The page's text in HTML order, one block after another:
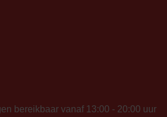
bereikbaar vanaf 13:00 - 20:00 uur